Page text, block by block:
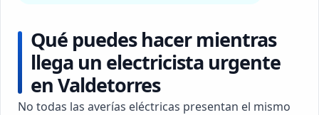
Qué puedes hacer mientras
llega un electricista urgente
en Valdetorres
No todas las averías eléctricas presentan el mismo